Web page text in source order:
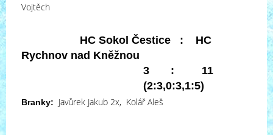
Vojtěch
HC Sokol Čestice : HC
Rychnov nad Kněžnou
3 : 11
(2:3,0:3,1:5)
Branky: Javůrek Jakub 2x, Kolář Aleš